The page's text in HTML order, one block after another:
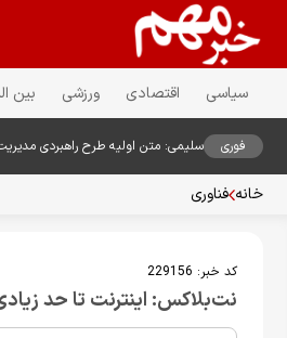
سیاسی اقتصادی ورزشی بین
فوری سلیمی: متن اولیه طرح راهبردی
خانه فناوری
کد خبر: 229156
نت‌بلاکس: اینترنت تا حد